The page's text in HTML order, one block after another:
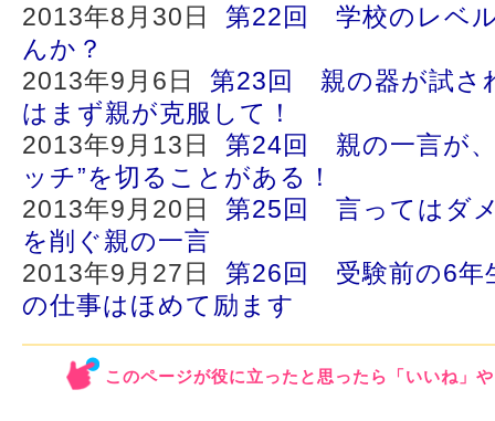
2013年8月30日 第22回 学校のレベ
んか？
2013年9月6日 第23回 親の器が試さ
はまず親が克服して！
2013年9月13日 第24回 親の一言が
ッチ”を切ることがある！
2013年9月20日 第25回 言ってはダ
を削ぐ親の一言
2013年9月27日 第26回 受験前の6
の仕事はほめて励ます
このページが役に立ったと思ったら「いいね」